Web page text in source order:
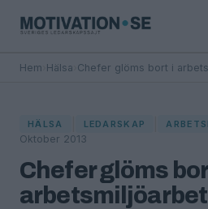
Hem Hälsa Chefer glöms bort i
HÄLSA LEDARSKAP
Oktober 2013
Chefer glöms